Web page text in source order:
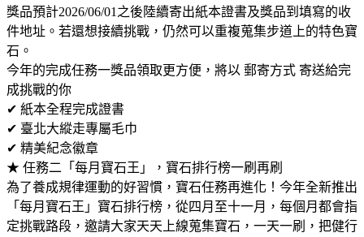
獎品預計2026/06/01之後陸續寄出紙本證書及獎品到填寫的收
件地址。若還想接續挑戰，仍然可以重複蒐集步道上的特色寶
石。
今年的完成任務一獎品領取更方便，將以 郵寄方式 寄送給完
成挑戰的你
✔ 紙本全程完成證書
✔ 臺北大縱走專屬毛巾
✔ 精美紀念徽章
★ 任務二「每月寶石王」，寶石排行榜一刷再刷
為了養成規律運動的好習慣，寶石任務再進化！今年全新推出
「每月寶石王」寶石排行榜，從四月至十一月，每個月都會指
定挑戰路段，邀請大家天天上線蒐集寶石，一天一刷，把健行